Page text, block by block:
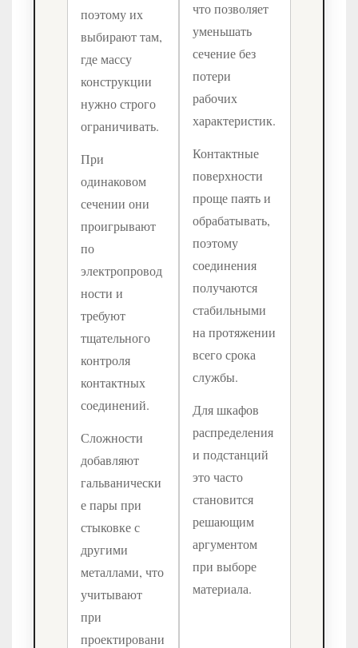
поэтому их
выбирают там,
где массу
конструкции
нужно строго
ограничивать.
При
одинаковом
сечении они
проигрывают
по
электропровод
ности и
требуют
тщательного
контроля
контактных
соединений.
Сложности
добавляют
гальванически
е пары при
стыковке с
другими
металлами, что
учитывают
при
проектировани
что позволяет
уменьшать
сечение без
потери
рабочих
характеристик.
Контактные
поверхности
проще паять и
обрабатывать,
поэтому
соединения
получаются
стабильными
на протяжении
всего срока
службы.
Для шкафов
распределения
и подстанций
это часто
становится
решающим
аргументом
при выборе
материала.